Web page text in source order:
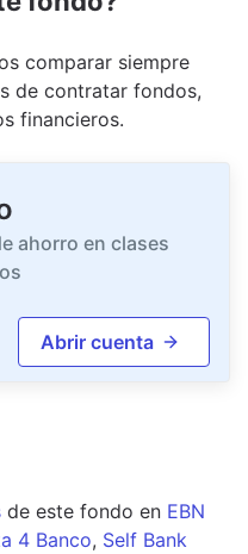
comparar siempre
de contratar fondos,
financieros.
ahorro en clases
Abrir cuenta
de este fondo en EBN
4 Banco, Self Bank